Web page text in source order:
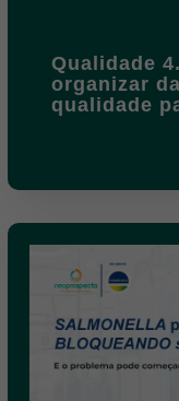
Qualidade
organizar
qualidade